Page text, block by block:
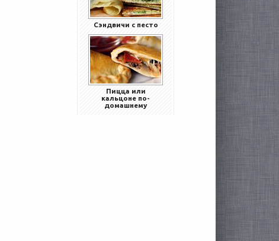
Сэндвичи с песто
Пицца или
кальцоне по-
домашнему